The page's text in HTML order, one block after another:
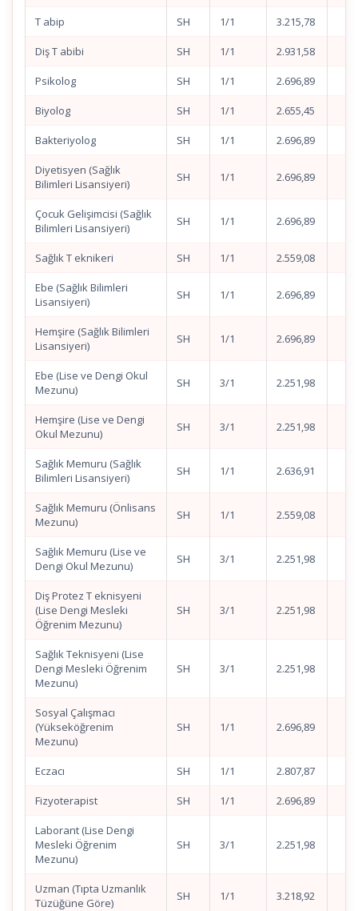
T abip SH 1/1 3.215,78
Diş T abibi SH 1/1 2.931,58
Psikolog SH 1/1 2.696,89
Biyolog SH 1/1 2.655,45
Bakteriyolog SH 1/1 2.696,89
Diyetisyen (Sağlık
Bilimleri Lisansiyeri)
SH 1/1 2.696,89
Çocuk Gelişimcisi (Sağlık
Bilimleri Lisansiyeri)
SH 1/1 2.696,89
Sağlık T eknikeri SH 1/1 2.559,08
Ebe (Sağlık Bilimleri
Lisansiyeri)
SH 1/1 2.696,89
Hemşire (Sağlık Bilimleri
Lisansiyeri)
SH 1/1 2.696,89
Ebe (Lise ve Dengi Okul
Mezunu)
SH 3/1 2.251,98
Hemşire (Lise ve Dengi
Okul Mezunu)
SH 3/1 2.251,98
Sağlık Memuru (Sağlık
Bilimleri Lisansiyeri)
SH 1/1 2.636,91
Sağlık Memuru (Önlisans
Mezunu)
SH 1/1 2.559,08
Sağlık Memuru (Lise ve
Dengi Okul Mezunu)
SH 3/1 2.251,98
Diş Protez T eknisyeni
(Lise Dengi Mesleki
Öğrenim Mezunu)
SH 3/1 2.251,98
Sağlık Teknisyeni (Lise
Dengi Mesleki Öğrenim
Mezunu)
SH 3/1 2.251,98
Sosyal Çalışmacı
(Yükseköğrenim
Mezunu)
SH 1/1 2.696,89
Eczacı SH 1/1 2.807,87
Fizyoterapist SH 1/1 2.696,89
Laborant (Lise Dengi
Mesleki Öğrenim
Mezunu)
SH 3/1 2.251,98
Uzman (Tıpta Uzmanlık
Tüzüğüne Göre)
SH 1/1 3.218,92